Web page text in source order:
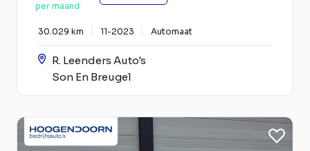
per maand
30.029 km 11-2023 Automaat
R. Leenders Auto's
Son En Breugel